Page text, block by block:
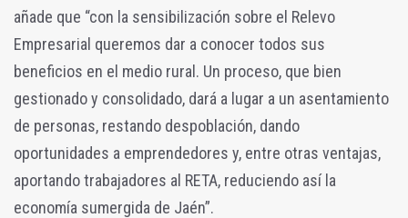
añade que “con la sensibilización sobre el Relevo
Empresarial queremos dar a conocer todos sus
beneficios en el medio rural. Un proceso, que bien
gestionado y consolidado, dará a lugar a un asentamiento
de personas, restando despoblación, dando
oportunidades a emprendedores y, entre otras ventajas,
aportando trabajadores al RETA, reduciendo así la
economía sumergida de Jaén”.